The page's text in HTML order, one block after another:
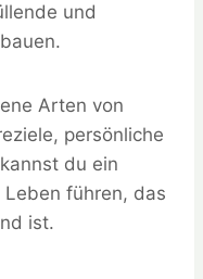
und
Arten von
persönliche
du ein
führen, das
ist.